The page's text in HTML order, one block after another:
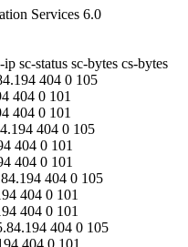
Services 6.0
sc-status sc-bytes cs-bytes
404 0 105
404 0 101
404 0 101
404 0 105
404 0 101
404 0 101
404 0 105
404 0 101
404 0 101
404 0 105
404 0 101